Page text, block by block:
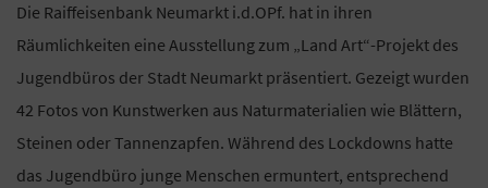
Die Raiffeisenbank Neumarkt i.d.OPf. hat in ihren
Räumlichkeiten eine Ausstellung zum „Land Art“-Projekt des
Jugendbüros der Stadt Neumarkt präsentiert. Gezeigt wurden
42 Fotos von Kunstwerken aus Naturmaterialien wie Blättern,
Steinen oder Tannenzapfen. Während des Lockdowns hatte
das Jugendbüro junge Menschen ermuntert, entsprechend